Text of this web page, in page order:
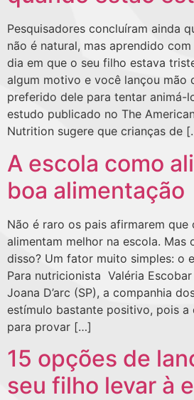
Pesquisadores concluíram ainda
não é natural, mas aprendido
dia em que o seu filho estava
algum motivo e você lançou mão
preferido dele para tentar animá-
estudo publicado no The
Nutrition sugere que crianças de
A escola como
boa alimentação
Não é raro os pais afirmarem que
alimentam melhor na escola. Mas
disso? Um fator muito simples: o
Para nutricionista Valéria
Joana D’arc (SP), a companhia
estímulo bastante positivo, pois a
para provar […]
15 opções de
seu filho levar à